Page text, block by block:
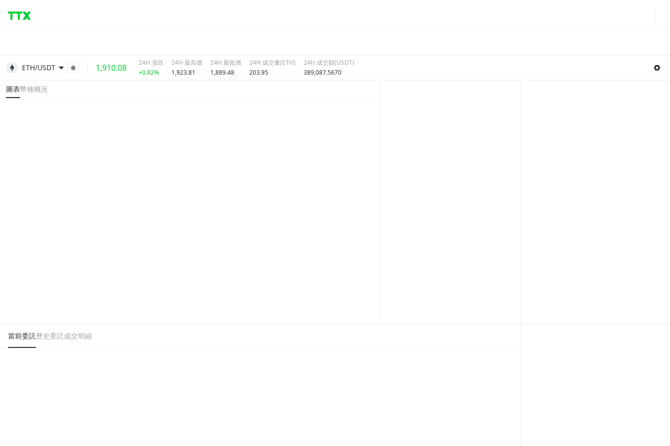
ETH/USDT 1,910.08
24H 漲跌
+0.82%
24H 最高價
1,923.81
24H 最低價
1,889.48
24H 成交量(ETH)
203.95
24H 成交額(USDT)
389,087.5670
圖表幣種概況
當前委託歷史委託成交明細